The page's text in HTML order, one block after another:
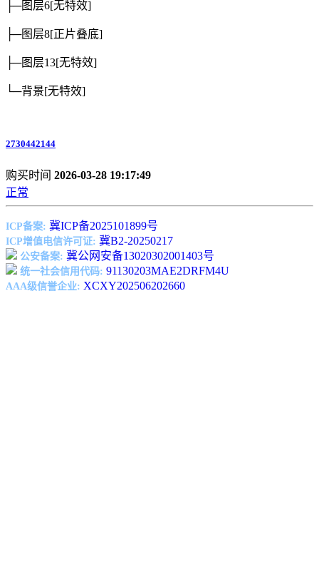
├─图层6[无特效]
├─图层8[正片叠底]
├─图层13[无特效]
└─背景[无特效]
2730442144
购买时间 2026-03-28 19:17:49
正常
ICP备案: 冀ICP备2025101899号
ICP增值电信许可证: 冀B2-20250217
公安备案: 冀公网安备13020302001403号
统一社会信用代码: 91130203MAE2DRFM4U
AAA级信誉企业: XCXY202506202660